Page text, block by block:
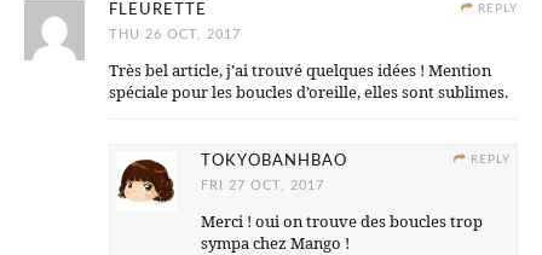
REPLY
FLEURETTE
THU 26 OCT, 2017
Très bel article, j’ai trouvé quelques idées ! Mention
spéciale pour les boucles d’oreille, elles sont sublimes.
REPLY
TOKYOBANHBAO
FRI 27 OCT, 2017
Merci ! oui on trouve des boucles trop
sympa chez Mango !